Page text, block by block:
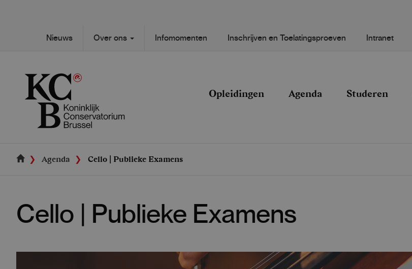
Secondary
navigation
Nieuws Over ons Infomomenten Inschrijven en Toelatingsproeven Intranet
navigation
Opleidingen Agenda Studeren
Agenda Cello | Publieke Examens
Cello | Publieke Examens